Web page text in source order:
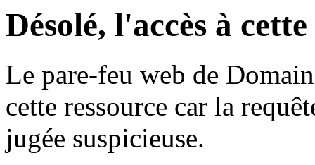
Désolé, l'accès à
Le pare-feu web de
cette ressource car la
jugée suspicieuse.